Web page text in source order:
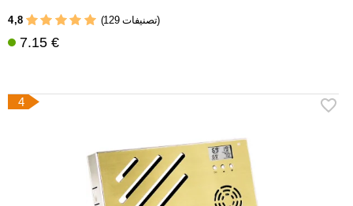
4,8 (129 تصنيفات)
7.15 €
4